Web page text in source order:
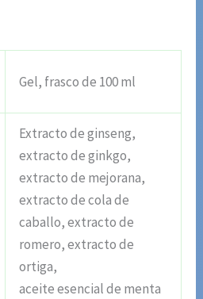
Gel, frasco de 100 ml
Extracto de ginseng,
extracto de ginkgo,
extracto de mejorana,
extracto de cola de
caballo, extracto de
romero, extracto de
ortiga,
aceite esencial de menta